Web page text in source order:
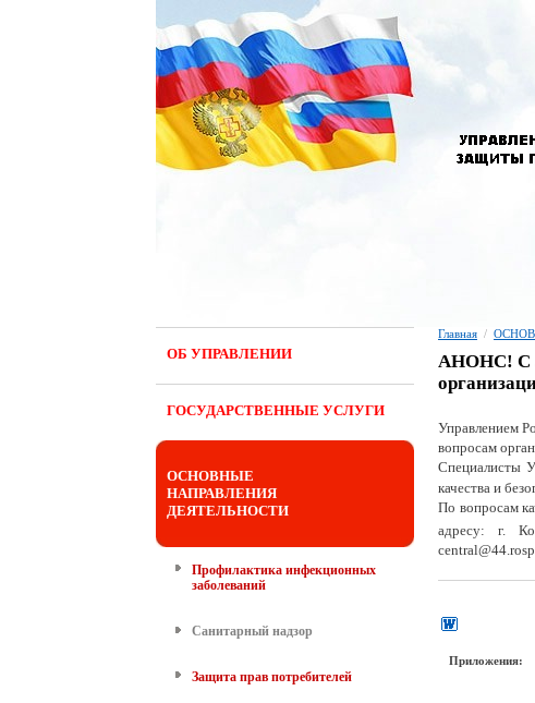
ОБ УПРАВЛЕНИИ
ГОСУДАРСТВЕННЫЕ УСЛУГИ
ОСНОВНЫЕ
НАПРАВЛЕНИЯ
ДЕЯТЕЛЬНОСТИ
Профилактика инфекционных
заболеваний
Санитарный надзор
Защита прав потребителей
Главная /
АНОНС! С
Управлением
вопросам
Специалисты
качества и
По вопросам
адресу: г.
Приложения: